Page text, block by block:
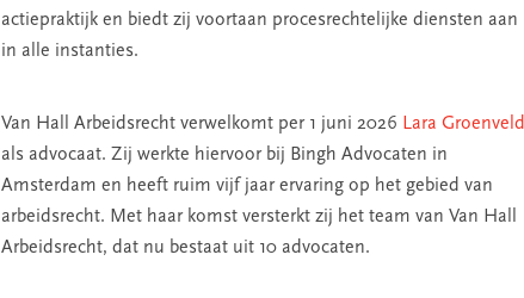
actiepraktijk en biedt zij voortaan procesrechtelijke diensten aan
in alle instanties.
Van Hall Arbeidsrecht verwelkomt per 1 juni 2026 Lara Groenveld
als advocaat. Zij werkte hiervoor bij Bingh Advocaten in
Amsterdam en heeft ruim vijf jaar ervaring op het gebied van
arbeidsrecht. Met haar komst versterkt zij het team van Van Hall
Arbeidsrecht, dat nu bestaat uit 10 advocaten.